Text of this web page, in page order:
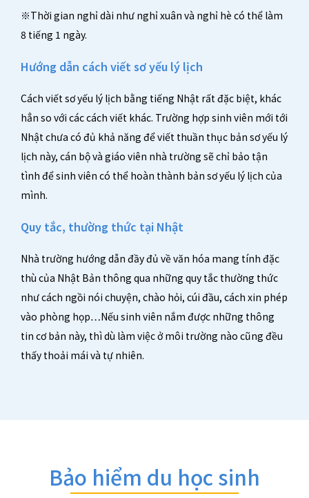
※Thời gian nghỉ dài như nghỉ xuân và nghỉ hè có thể làm
8 tiếng 1 ngày.
Hướng dẫn cách viết sơ yếu lý lịch
Cách viết sơ yếu lý lịch bằng tiếng Nhật rất đặc biệt, khác
hẳn so với các cách viết khác. Trường hợp sinh viên mới tới
Nhật chưa có đủ khả năng để viết thuần thục bản sơ yếu lý
lịch này, cán bộ và giáo viên nhà trường sẽ chỉ bảo tận
tình để sinh viên có thể hoàn thành bản sơ yếu lý lịch của
mình.
Quy tắc, thường thức tại Nhật
Nhà trường hướng dẫn đầy đủ về văn hóa mang tính đặc
thù của Nhật Bản thông qua những quy tắc thường thức
như cách ngồi nói chuyện, chào hỏi, cúi đầu, cách xin phép
vào phòng họp…Nếu sinh viên nắm được những thông
tin cơ bản này, thì dù làm việc ở môi trường nào cũng đều
thấy thoải mái và tự nhiên.
Bảo hiểm du học sinh